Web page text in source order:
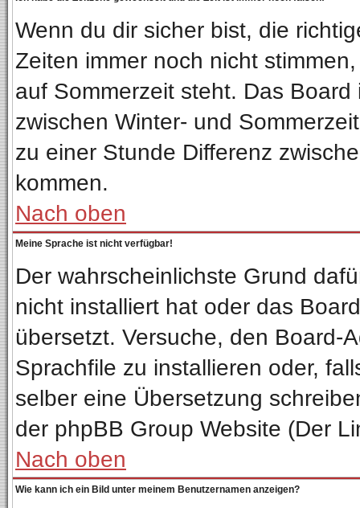
Wenn du dir sicher bist, die
Zeiten immer noch nicht
auf Sommerzeit steht. Das
zwischen Winter- und
zu einer Stunde Differenz
kommen.
Nach oben
Meine Sprache ist nicht verfügbar!
Der wahrscheinlichste Grund
nicht installiert hat oder das
übersetzt. Versuche, den Board-
Sprachfile zu installieren oder,
selber eine Übersetzung
der phpBB Group Website (Der
Nach oben
Wie kann ich ein Bild unter meinem Benutzernamen anzeigen?